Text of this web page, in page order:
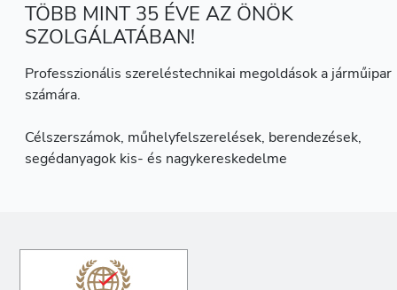
TÖBB MINT 35 ÉVE AZ ÖNÖK
SZOLGÁLATÁBAN!
Professzionális szereléstechnikai megoldások a járműipar
számára.
Célszerszámok, műhelyfelszerelések, berendezések,
segédanyagok kis- és nagykereskedelme